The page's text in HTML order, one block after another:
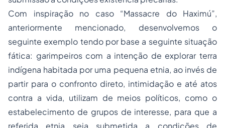
Com inspiração no caso “Massacre do Haximú”,
anteriormente mencionado, desenvolvemos o
seguinte exemplo tendo por base a seguinte situação
fática: garimpeiros com a intenção de explorar terra
indígena habitada por uma pequena etnia, ao invés de
partir para o confronto direto, intimidação e até atos
contra a vida, utilizam de meios políticos, como o
estabelecimento de grupos de interesse, para que a